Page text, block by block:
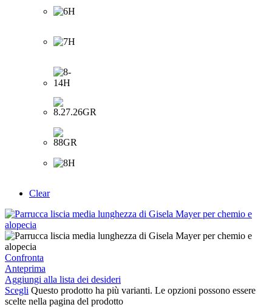
Clear
Confronta
Anteprima
Aggiungi alla lista dei desideri
Scegli Questo prodotto ha più varianti. Le opzioni possono essere
scelte nella pagina del prodotto